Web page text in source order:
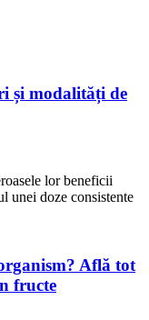
și modalități de
lor beneficii
unei doze consistente
Află tot
fructe